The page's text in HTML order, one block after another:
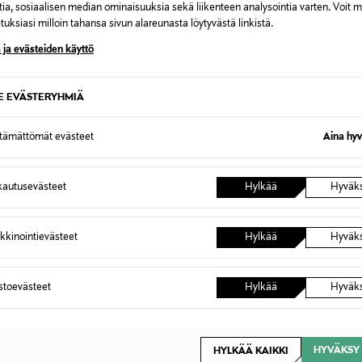
sosiaalisen median ominaisuuksia sekä liikenteen analysointia varten. Voit
milloin tahansa sivun alareunasta löytyvästä linkistä.
ja evästeiden käyttö
EVÄSTERYHMIÄ
evästeet Aina
Hylkää
Hylkää
Hylkää
HYLKÄÄ KAIKKI
Saukkoperhe